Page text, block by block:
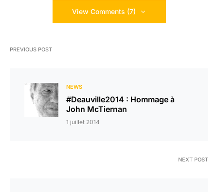
View Comments (7)
PREVIOUS POST
NEWS
#Deauville2014 : Hommage à
John McTiernan
1 juillet 2014
NEXT POST